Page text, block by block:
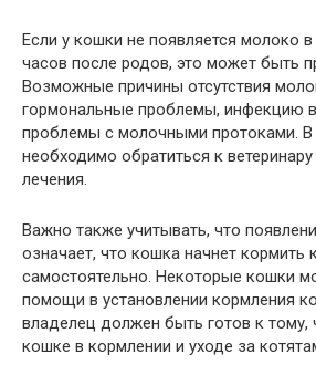
Если у кошки не появляется молоко в
часов после родов, это может быть
Возможные причины отсутствия
гормональные проблемы, инфекцию
проблемы с молочными протоками. В
необходимо обратиться к
лечения.
Важно также учитывать, что
означает, что кошка начнет кормить
самостоятельно. Некоторые кошки
помощи в установлении кормления
владелец должен быть готов к
кошке в кормлении и уходе за